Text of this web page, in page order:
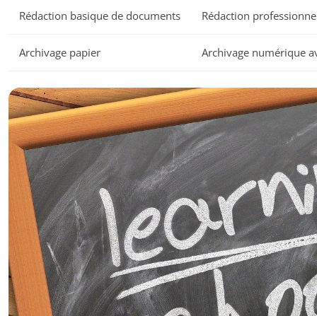
Rédaction basique de documents Rédaction
Archivage papier Archivage numérique